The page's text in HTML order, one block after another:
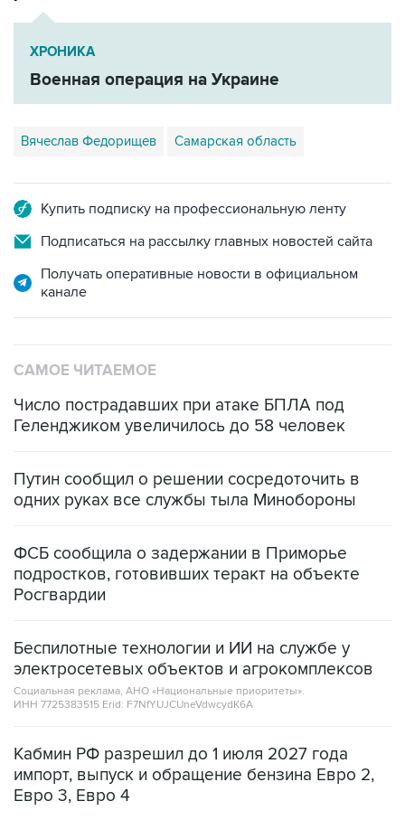
ХРОНИКА
Военная операция на Украине
Вячеслав Федорищев Самарская область
Купить подписку на профессиональную ленту
Подписаться на рассылку главных новостей сайта
Получать оперативные новости в официальном
канале
САМОЕ ЧИТАЕМОЕ
Число пострадавших при атаке БПЛА под
Геленджиком увеличилось до 58 человек
Путин сообщил о решении сосредоточить в
одних руках все службы тыла Минобороны
ФСБ сообщила о задержании в Приморье
подростков, готовивших теракт на объекте
Росгвардии
Беспилотные технологии и ИИ на службе у
электросетевых объектов и агрокомплексов
Социальная реклама, АНО «Национальные приоритеты».
ИНН 7725383515 Erid: F7NfYUJCUneVdwcydK6A
Кабмин РФ разрешил до 1 июля 2027 года
импорт, выпуск и обращение бензина Евро 2,
Евро 3, Евро 4